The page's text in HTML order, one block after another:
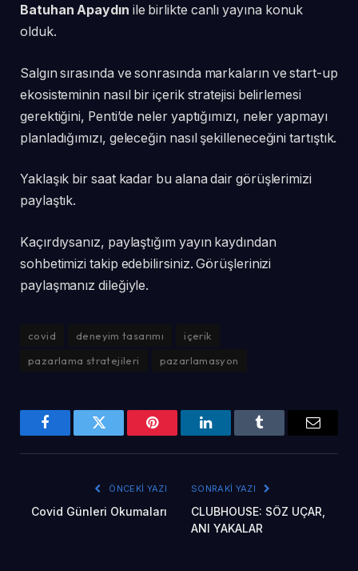
Batuhan Apaydın ile birlikte canlı yayına konuk
olduk.
Salgın sırasında ve sonrasında markaların ve start-up
ekosisteminin nasıl bir içerik stratejisi belirlemesi
gerektiğini, Penti’de neler yaptığımızı, neler yapmayı
planladığımızı, geleceğin nasıl şekilleneceğini tartıştık.
Yaklaşık bir saat kadar bu alana dair görüşlerimizi
paylaştık.
Kaçırdıysanız, paylaştığım yayın kaydından
sohbetimizi takip edebilirsiniz. Görüşlerinizi
paylaşmanız dileğiyle.
covid deneyim tasarımı
içerik
pazarlama stratejileri
pazarlamasyon
FacebookTwitter Pinterest LinkedInTumblr Email
ÖNCEKI YAZI
Covid Günleri Okumaları
SONRAKI YAZI
CLUBHOUSE: SÖZ UÇAR,
ANI YAKALAR